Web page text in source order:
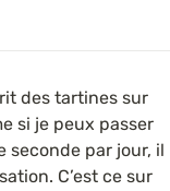
des tartines sur
si je peux passer
seconde par jour, il
C’est ce sur